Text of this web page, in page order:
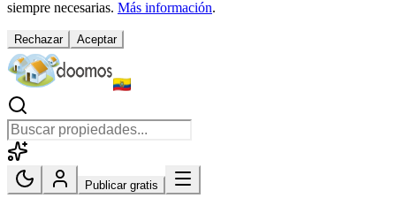
siempre necesarias. Más información.
Rechazar Aceptar
Publicar gratis